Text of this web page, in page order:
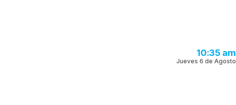
10:35 am
Jueves 6 de Agosto